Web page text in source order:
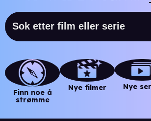
Finn noe å
strømme
Nye filmer Nye